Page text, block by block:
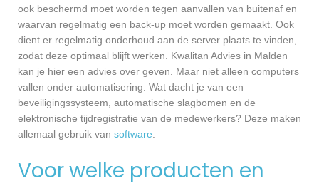
ook beschermd moet worden tegen aanvallen van buitenaf en
waarvan regelmatig een back-up moet worden gemaakt. Ook
dient er regelmatig onderhoud aan de server plaats te vinden,
zodat deze optimaal blijft werken. Kwalitan Advies in Malden
kan je hier een advies over geven. Maar niet alleen computers
vallen onder automatisering. Wat dacht je van een
beveiligingssysteem, automatische slagbomen en de
elektronische tijdregistratie van de medewerkers? Deze maken
allemaal gebruik van software
Voor welke producten en